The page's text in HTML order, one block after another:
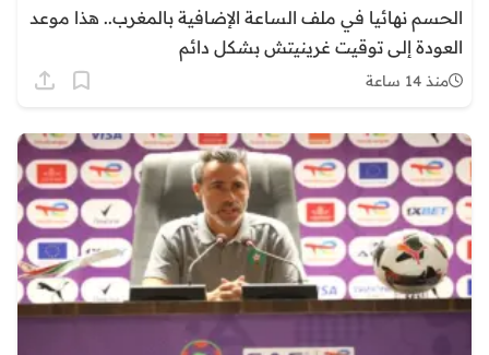
الحسم نهائيا في ملف الساعة الإضافية بالمغرب.. هذا موعد
العودة إلى توقيت غرينيتش بشكل دائم
منذ 14 ساعة